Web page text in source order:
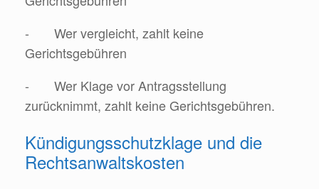
- Wer vergleicht, zahlt keine
Gerichtsgebühren
- Wer Klage vor Antragsstellung
zurücknimmt, zahlt keine Gerichtsgebühren.
Kündigungsschutzklage und die
Rechtsanwaltskosten